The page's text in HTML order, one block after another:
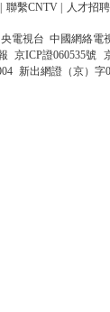
聯繫CNTV 人才招聘
電視台 中國網絡電
京ICP證060535號
新出網證（京）